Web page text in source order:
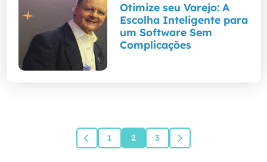
Otimize seu Varejo: A
Escolha Inteligente para
um Software Sem
Complicações
1 2 3